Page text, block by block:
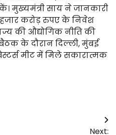
मुख्यमंत्री साय ने जानकारी
करोड़ रुपए के निवेश
की औद्योगिक नीति की
के दौरान दिल्ली, मुंबई
मीट में मिले सकारात्मक
Next: